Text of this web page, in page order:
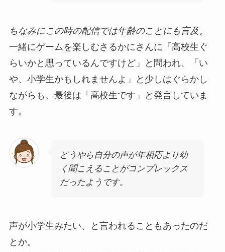
ちなみにこの時の配信では年齢のことにも言及。
一緒にゲームを楽しむさるかにさんに「高校生ぐ
らいかと思っているんですけど」と問われ、「い
や、小学生かもしれませんよ」と少しはぐらかし
ながらも、最後は「高校生です」と発言していま
す。
どうやら自分の声が年相応より幼
く聞こえることがコンプレックス
だったようです。
声が小学生みたい、と言われることもあったのだ
とか。